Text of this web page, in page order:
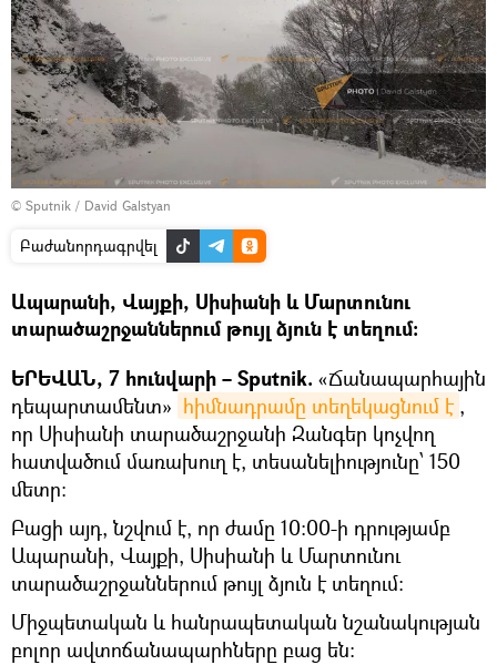
© Sputnik / David Galstyan
Բաժանորդագրվել
Ապարանի, Վայքի, Սիսիանի և Մարտունու
տարածաշրջաններում թույլ ձյուն է տեղում։
ԵՐԵՎԱՆ, 7 հունվարի – Sputnik. «Ճանապարհային
դեպարտամենտ» հիմնադրամը տեղեկացնում է ,
որ Սիսիանի տարածաշրջանի Զանգեր կոչվող
հատվածում մառախուղ է, տեսանելիությունը՝ 150
մետր։
Բացի այդ, նշվում է, որ ժամը 10։00-ի դրությամբ
Ապարանի, Վայքի, Սիսիանի և Մարտունու
տարածաշրջաններում թույլ ձյուն է տեղում։
Միջպետական և հանրապետական նշանակության
բոլոր ավտոճանապարհները բաց են: